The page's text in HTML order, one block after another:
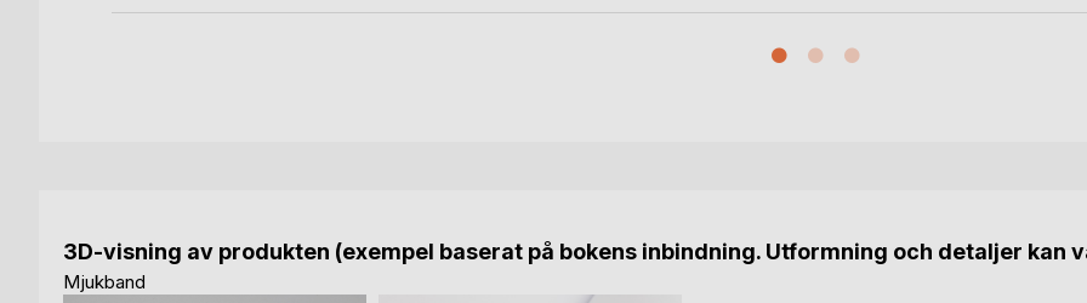
3D-visning av produkten (exempel baserat på bokens inbindning. Utformning och detaljer kan
Mjukband